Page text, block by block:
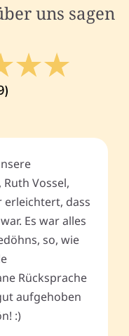
uns sagen
Vossel,
erleichtert, dass
Es war alles
so, wie
Rücksprache
aufgehoben
:)